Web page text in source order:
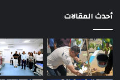
أحدث المقالات